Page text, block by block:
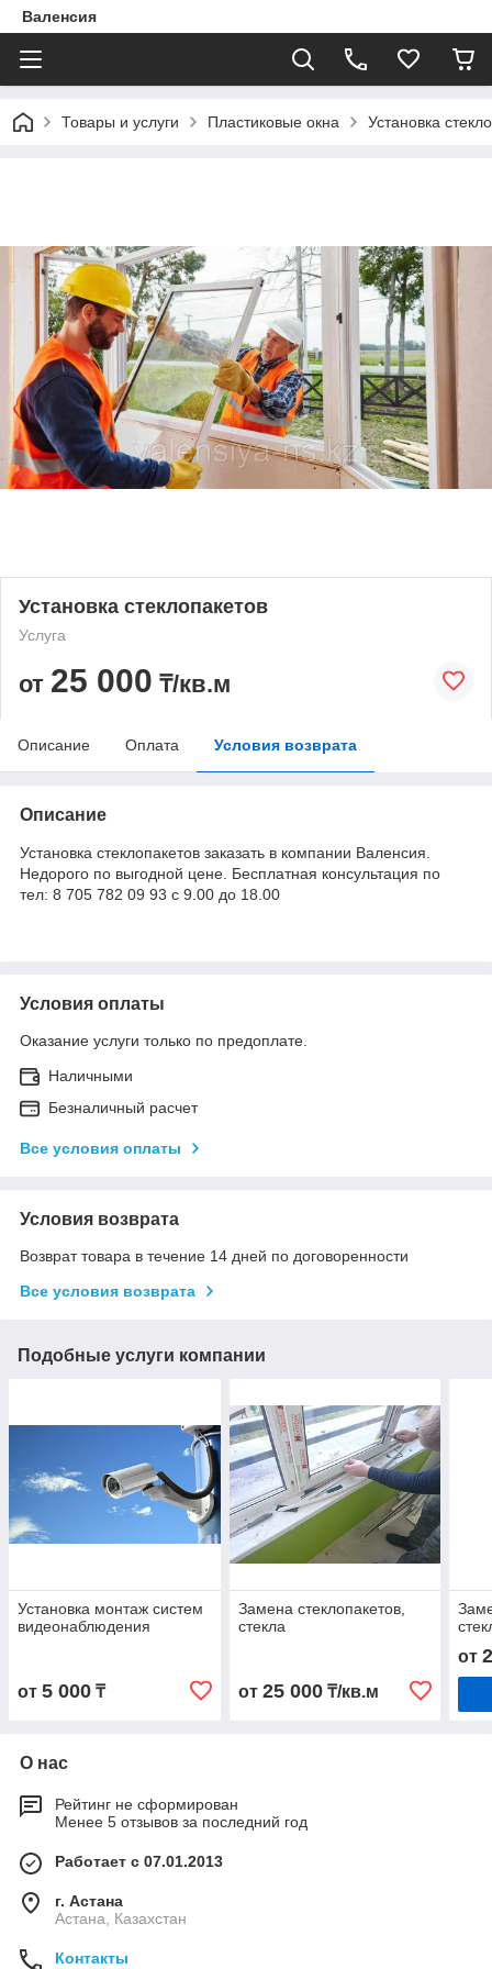
Валенсия
Товары и услуги Пластиковые окна Установка
Установка стеклопакетов
Услуга
от 25 000 ₸/кв.м
Описание Оплата Условия возврата
Описание
Установка стеклопакетов заказать в компании Валенсия.
Недорого по выгодной цене. Бесплатная консультация по
тел: 8 705 782 09 93 с 9.00 до 18.00
Условия оплаты
Оказание услуги только по предоплате.
Наличными
Безналичный расчет
Все условия оплаты
Условия возврата
Возврат товара в течение 14 дней по договоренности
Все условия возврата
Подобные услуги компании
Установка монтаж систем
видеонаблюдения
от 5 000 ₸
Замена стеклопакетов,
стекла
от 25 000₸/кв.м
от
О нас
Рейтинг не сформирован
Менее 5 отзывов за последний год
Работает с 07.01.2013
г. Астана
Астана, Казахстан
Контакты